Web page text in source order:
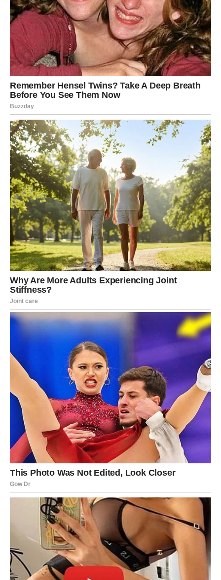
VAGA
Vage u naredna tri dana traže ravnotežu u ljubavi. Ako si
u vezi, moguće su dileme vezane za davanje i primanje.
Osećaš da daješ mnogo, ali se pitaš da li dobijaš isto
zauzvrat. Razgovor sa partnerom može doneti jasnoću i
novu harmoniju.
Slobodne Vage mogu započeti romantičnu priču koja ima
potencijal da preraste u ozbiljnu vezu. Ova osoba donosi
osećaj mira i estetske privlačnosti, ali i emotivne
stabilnosti. Ljubav dolazi kada prestaneš da je tražiš po
svaku cenu.
ŠKORPIJA
Škorpija ulazi u period istine. U ljubavi više nema mesta
za tajne, polovične emocije i skrivene namere. Ako si u
vezi, moguće je razotkrivanje nečega što je dugo bilo
prećutano. Iako to u početku može zaboleti, donosi veliko
oslobađanje i mogućnost novog početka.
Slobodne Škorpije mogu doživeti snažnu, gotovo
magnetnu privlačnost prema osobi koja ih duboko dotiče.
Ovo nije površna priča – ovo je susret koji menja pogled
na ljubav. Važno je da se ne bojiš sopstvene ranjivosti.
STRELAC
Strelac u naredna tri dana oseća potrebu za slobodom, ali
i za iskrenom emocijom. Ako si u vezi, važno je da
pronađeš balans između ličnih potreba i zajedničkog
vremena. Partner može tražiti više pažnje nego inače.
Slobodni Strelčevi mogu upoznati osobu koja ih inspiriše
i budi želju za avanturom, ali i za dubljom povezanošću.
Ovo je ljubav koja se razvija kroz zajedničke ideje, smeh i
otvorenost.
JARAC
Jarac ulazi u stabilniju emotivnu fazu. Ako si u vezi,